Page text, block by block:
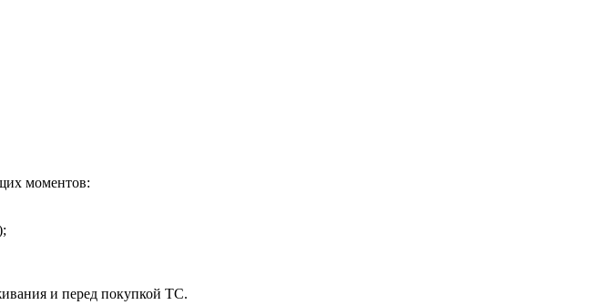
моментов:
и перед покупкой ТС.